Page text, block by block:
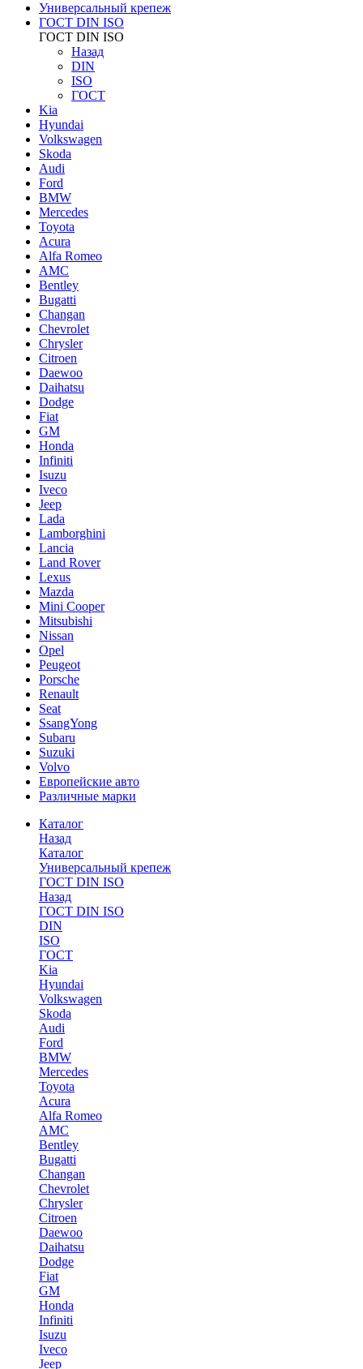
Универсальный крепеж
ГОСТ DIN ISO
ГОСТ DIN ISO
Назад
DIN
ISO
ГОСТ
Kia
Hyundai
Volkswagen
Skoda
Audi
Ford
BMW
Mercedes
Toyota
Acura
Alfa Romeo
AMC
Bentley
Bugatti
Changan
Chevrolet
Chrysler
Citroen
Daewoo
Daihatsu
Dodge
Fiat
GM
Honda
Infiniti
Isuzu
Iveco
Jeep
Lada
Lamborghini
Lancia
Land Rover
Lexus
Mazda
Mini Cooper
Mitsubishi
Nissan
Opel
Peugeot
Porsche
Renault
Seat
SsangYong
Subaru
Suzuki
Volvo
Европейские авто
Различные марки
Каталог
Назад
Каталог
Универсальный крепеж
ГОСТ DIN ISO
Назад
ГОСТ DIN ISO
DIN
ISO
ГОСТ
Kia
Hyundai
Volkswagen
Skoda
Audi
Ford
BMW
Mercedes
Toyota
Acura
Alfa Romeo
AMC
Bentley
Bugatti
Changan
Chevrolet
Chrysler
Citroen
Daewoo
Daihatsu
Dodge
Fiat
GM
Honda
Infiniti
Isuzu
Iveco
Jeep